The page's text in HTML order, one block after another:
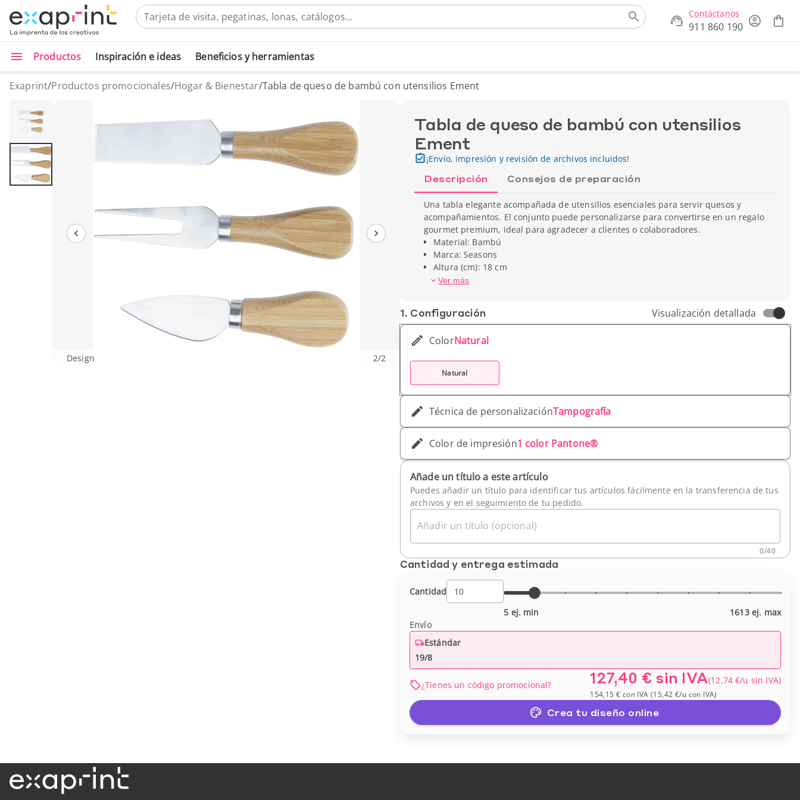
Contáctanos
911 860 190
Productos Inspiración e ideas Beneficios y herramientas
Exaprint/Productos promocionales/Hogar & Bienestar/Tabla de queso de bambú con utensilios Ement
Design 2/2
Tabla de queso de bambú con utensilios
Ement
¡Envío, impresión y revisión de archivos incluidos!
Descripción Consejos de preparación
Una tabla elegante acompañada de utensilios esenciales para servir quesos y
acompañamientos. El conjunto puede personalizarse para convertirse en un regalo
gourmet premium, ideal para agradecer a clientes o colaboradores.
Material: Bambú
Marca: Seasons
Altura (cm): 18 cm
Ancho (cm): 22.8
Ver más
1. Conf­iguración Visualización detallada
ColorNatural
Natural
Técnica de personalizaciónTampografía
Color de impresión1 color Pantone®
Añade un título a este artículo
Puedes añadir un título para identificar tus artículos fácilmente en la transferencia de tus
archivos y en el seguimiento de tu pedido.
Añadir un título (opcional)
0/40
Cantidad y entrega estimada
Cantidad
5 ej. min
1613 ej. max
Envío
Estándar
19/8
¿Tienes un código promocional? 127,40 € sin IVA(12,74 €/u sin IVA)
154,15 € con IVA (15,42 €/u con IVA)
Crea tu diseño online